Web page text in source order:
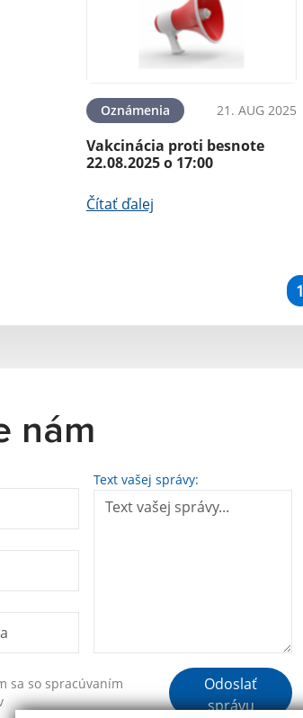
Oznámenia 21. AUG 2025
Vakcinácia proti besnote
22.08.2025 o 17:00
Čítať ďalej
1
nám
Text vašej správy:
sa so spracúvaním
Odoslať
správu